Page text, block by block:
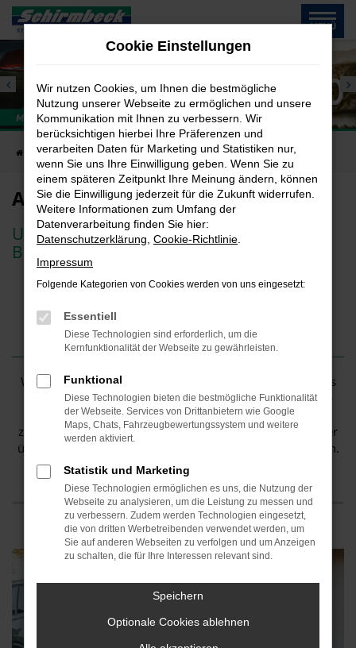
Zum
Hauptinhalt
MENÜ
Frühjahrsangebot
Für Reifenwechsel / Pflege / Freizeit
Startseite Privatkunden Angebote
Angebote für Privatkunden
Unsere Autoteile-Shops finden Sie 9x in
Bayern
Tolle Angebote für Freizeit,
Abenteuer, Reise und Pflege
Wir haben für jeden etwas dabei. Ob es um die Pflege des
Wagens, das passende Zubehör für den nächsten Urlaub
oder die nächste Reise geht. Damit der Wagen auch
zuverlässig im Alltag läuft, haben wir für Hobby-Schrauber
über 40.000 Teile auf Lager und das in 9 Filialen in Bayern.
Vorbeischauen lohnt sich immer!
Abenteuer und Reise
Cookie Einstellungen
Wir nutzen Cookies, um Ihnen die bestmögliche
Nutzung unserer Webseite zu ermöglichen und unsere
Kommunikation mit Ihnen zu verbessern. Wir
berücksichtigen hierbei Ihre Präferenzen und
verarbeiten Daten für Marketing und Statistiken nur,
wenn Sie uns Ihre Einwilligung geben. Wenn Sie zu
einem späteren Zeitpunkt Ihre Meinung ändern, können
Sie die Einwilligung jederzeit für die Zukunft widerrufen.
Weitere Informationen zum Umfang der
Datenverarbeitung finden Sie hier:
Datenschutzerklärung Cookie-Richtlinie
Impressum
Folgende Kategorien von Cookies werden von uns eingesetzt:
Essentiell
Diese Technologien sind erforderlich, um die
Kernfunktionalität der Webseite zu gewährleisten.
Funktional
Diese Technologien bieten die bestmögliche Funktionalität
der Webseite. Services von Drittanbietern wie Google
Maps, Chats, Fahrzeugbewertungssystem und weitere
werden aktiviert.
Statistik und Marketing
Diese Technologien ermöglichen es uns, die Nutzung der
Webseite zu analysieren, um die Leistung zu messen und
zu verbessern. Zudem werden Technologien eingesetzt,
die von dritten Werbetreibenden verwendet werden, um
Sie auf anderen Webseiten zu verfolgen und um Anzeigen
zu schalten, die für Ihre Interessen relevant sind.
Speichern
Optionale Cookies ablehnen